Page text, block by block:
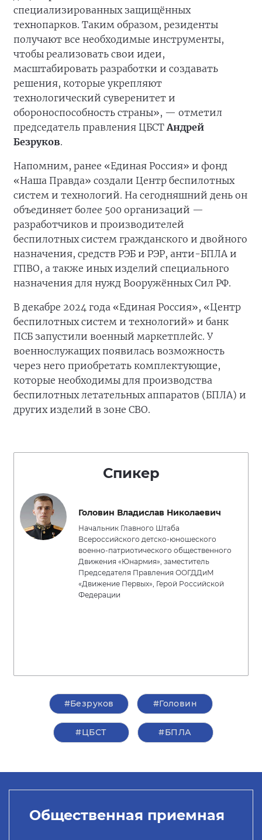
специализированных защищённых
технопарков. Таким образом, резиденты
получают все необходимые инструменты,
чтобы реализовать свои идеи,
масштабировать разработки и создавать
решения, которые укрепляют
технологический суверенитет и
обороноспособность страны», — отметил
председатель правления ЦБСТ Андрей
Безруков.
Напомним, ранее «Единая Россия» и фонд
«Наша Правда» создали Центр беспилотных
систем и технологий. На сегодняшний день он
объединяет более 500 организаций —
разработчиков и производителей
беспилотных систем гражданского и двойного
назначения, средств РЭБ и РЭР, анти-БПЛА и
ГПВО, а также иных изделий специального
назначения для нужд Вооружённых Сил РФ.
В декабре 2024 года «Единая Россия», «Центр
беспилотных систем и технологий» и банк
ПСБ запустили военный маркетплейс. У
военнослужащих появилась возможность
через него приобретать комплектующие,
которые необходимы для производства
беспилотных летательных аппаратов (БПЛА) и
других изделий в зоне СВО.
Спикер
Головин Владислав Николаевич
Начальник Главного Штаба
Всероссийского детско-юношеского
военно-патриотического общественного
Движения «Юнармия», заместитель
Председателя Правления ООГДДиМ
«Движение Первых», Герой Российской
Федерации
#Безруков #Головин
#ЦБСТ #БПЛА
Общественная приемная